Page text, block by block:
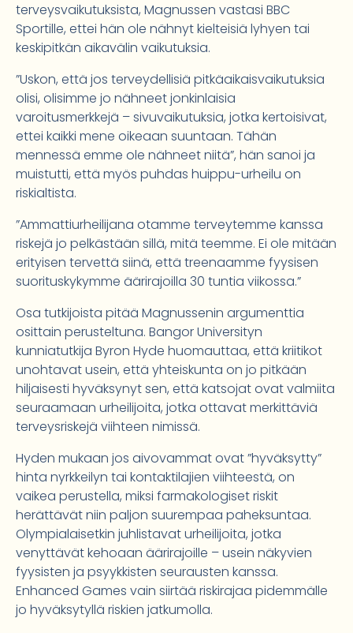
terveysvaikutuksista, Magnussen vastasi BBC
Sportille, ettei hän ole nähnyt kielteisiä lyhyen tai
keskipitkän aikavälin vaikutuksia.
”Uskon, että jos terveydellisiä pitkäaikaisvaikutuksia
olisi, olisimme jo nähneet jonkinlaisia
varoitusmerkkejä – sivuvaikutuksia, jotka kertoisivat,
ettei kaikki mene oikeaan suuntaan. Tähän
mennessä emme ole nähneet niitä”, hän sanoi ja
muistutti, että myös puhdas huippu-urheilu on
riskialtista.
”Ammattiurheilijana otamme terveytemme kanssa
riskejä jo pelkästään sillä, mitä teemme. Ei ole mitään
erityisen tervettä siinä, että treenaamme fyysisen
suorituskykymme äärirajoilla 30 tuntia viikossa.”
Osa tutkijoista pitää Magnussenin argumenttia
osittain perusteltuna. Bangor Universityn
kunniatutkija Byron Hyde huomauttaa, että kriitikot
unohtavat usein, että yhteiskunta on jo pitkään
hiljaisesti hyväksynyt sen, että katsojat ovat valmiita
seuraamaan urheilijoita, jotka ottavat merkittäviä
terveysriskejä viihteen nimissä.
Hyden mukaan jos aivovammat ovat ”hyväksytty”
hinta nyrkkeilyn tai kontaktilajien viihteestä, on
vaikea perustella, miksi farmakologiset riskit
herättävät niin paljon suurempaa paheksuntaa.
Olympialaisetkin juhlistavat urheilijoita, jotka
venyttävät kehoaan äärirajoille – usein näkyvien
fyysisten ja psyykkisten seurausten kanssa.
Enhanced Games vain siirtää riskirajaa pidemmälle
jo hyväksytyllä riskien jatkumolla.